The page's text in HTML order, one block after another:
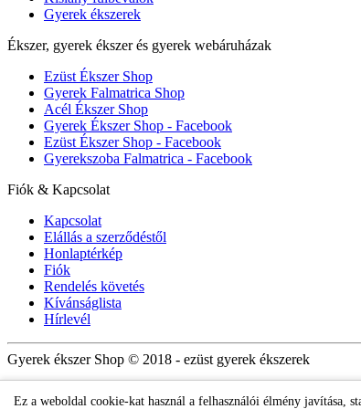
Gyerek ékszerek
Ékszer, gyerek ékszer és gyerek webáruházak
Ezüst Ékszer Shop
Gyerek Falmatrica Shop
Acél Ékszer Shop
Gyerek Ékszer Shop - Facebook
Ezüst Ékszer Shop - Facebook
Gyerekszoba Falmatrica - Facebook
Fiók & Kapcsolat
Kapcsolat
Elállás a szerződéstől
Honlaptérkép
Fiók
Rendelés követés
Kívánságlista
Hírlevél
Gyerek ékszer Shop © 2018 - ezüst gyerek ékszerek
Ez a weboldal cookie-kat használ a felhasználói élmény javítása,